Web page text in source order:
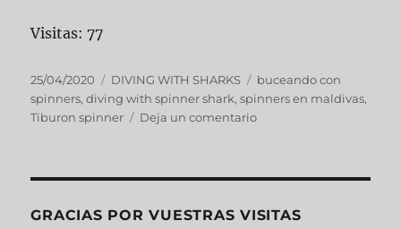
Visitas: 77
25/04/2020 DIVING WITH SHARKS
buceando con
spinners,diving with spinner shark,spinners en maldivas,
Tiburon spinner
Deja un comentario
GRACIAS POR VUESTRAS VISITAS